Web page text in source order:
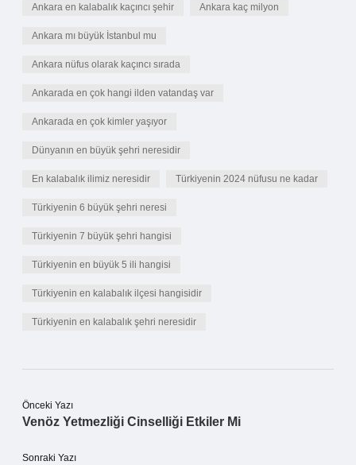
Ankara en kalabalık kaçıncı şehir Ankara kaç milyon
Ankara mı büyük İstanbul mu
Ankara nüfus olarak kaçıncı sırada
Ankarada en çok hangi ilden vatandaş var
Ankarada en çok kimler yaşıyor
Dünyanın en büyük şehri neresidir
En kalabalık ilimiz neresidir Türkiyenin 2024 nüfusu ne kadar
Türkiyenin 6 büyük şehri neresi
Türkiyenin 7 büyük şehri hangisi
Türkiyenin en büyük 5 ili hangisi
Türkiyenin en kalabalık ilçesi hangisidir
Türkiyenin en kalabalık şehri neresidir
Önceki Yazı
Venöz Yetmezliği Cinselliği Etkiler Mi
Sonraki Yazı